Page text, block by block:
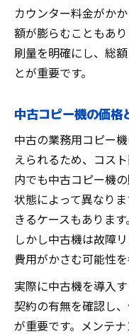
カウンター料金がか
額が膨らむこともあ
刷量を明確にし、総
とが重要です。
中古コピー機の価格
中古の業務用コピー
えられるため、コス
内でも中古コピー機
状態によって異なり
きるケースもあります
しかし中古機は故障
費用がかさむ可能性
実際に中古機を導入
契約の有無を確認し
が重要です。メンテ